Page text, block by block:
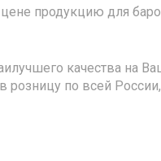
продукцию для
качества на
розницу по всей